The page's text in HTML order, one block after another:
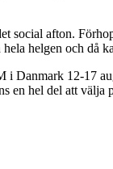
social afton.
helgen och då
12-17
en hel del att välja